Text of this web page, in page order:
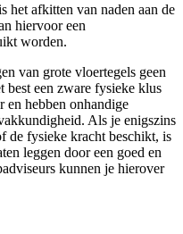
het afkitten van naden aan de
hiervoor een
worden.
van grote vloertegels geen
best een zware fysieke klus
en hebben onhandige
Als je enigszins
fysieke kracht beschikt, is
leggen door een goed en
kunnen je hierover